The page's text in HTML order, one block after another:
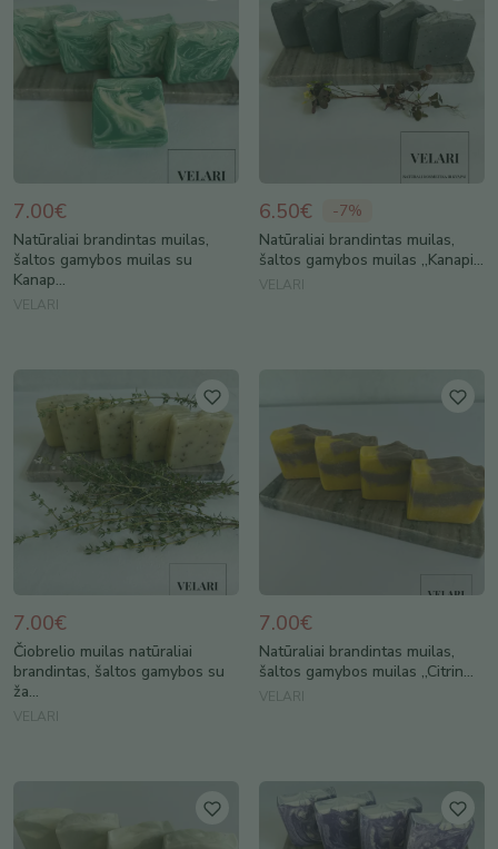
7.00€
Natūraliai brandintas muilas,
šaltos gamybos muilas su
Kanap...
VELARI
6.50€ -7%
Natūraliai brandintas muilas,
šaltos gamybos muilas ,,Kanapi...
VELARI
7.00€
Čiobrelio muilas natūraliai
brandintas, šaltos gamybos su
ža...
VELARI
7.00€
Natūraliai brandintas muilas,
šaltos gamybos muilas ,,Citrin...
VELARI